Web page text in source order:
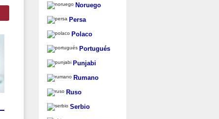
Noruego
Persa
Polaco
Portugués
Punjabi
Rumano
Ruso
Serbio